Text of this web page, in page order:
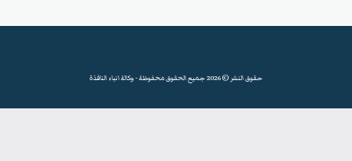
حقوق النشر © 2026 جميع الحقوق محفوظة - وكالة انباء النافذة